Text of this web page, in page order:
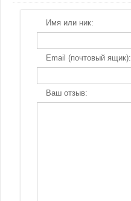
Имя или ник:
Email (почтовый ящик):
Ваш отзыв: